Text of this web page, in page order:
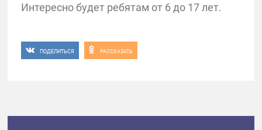
Интересно будет ребятам от 6 до 17 лет.
ПОДЕЛИТЬСЯ РАССКАЗАТЬ